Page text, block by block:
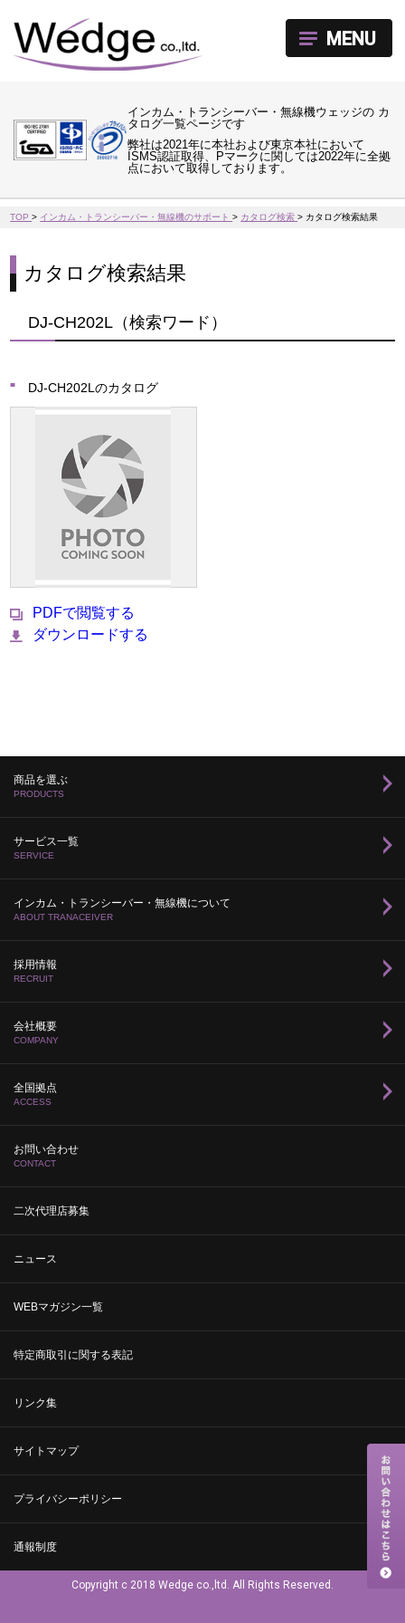
インカム・トランシーバー・無線機ウェッジの カ
タログ一覧ページです
弊社は2021年に本社および東京本社において
ISMS認証取得、Pマークに関しては2022年に全拠
点において取得しております。
MENU
TOP> インカム・トランシーバー・無線機のサポート> カタログ検索> カタログ検索結果
カタログ検索結果
DJ-CH202L（検索ワード）
DJ-CH202Lのカタログ
PDFで閲覧する
ダウンロードする
商品を選ぶ
PRODUCTS
サービス一覧
SERVICE
インカム・トランシーバー・無線機について
ABOUT TRANACEIVER
採用情報
RECRUIT
会社概要
COMPANY
全国拠点
ACCESS
お問い合わせ
CONTACT
二次代理店募集
ニュース
WEBマガジン一覧
特定商取引に関する表記
リンク集
サイトマップ
プライバシーポリシー
通報制度
Copyright c 2018 Wedge co.,ltd. All Rights Reserved.